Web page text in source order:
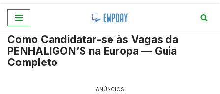
para
o
conteúdo
Como Candidatar-se às Vagas da
PENHALIGON’S na Europa — Guia
Completo
ANÚNCIOS